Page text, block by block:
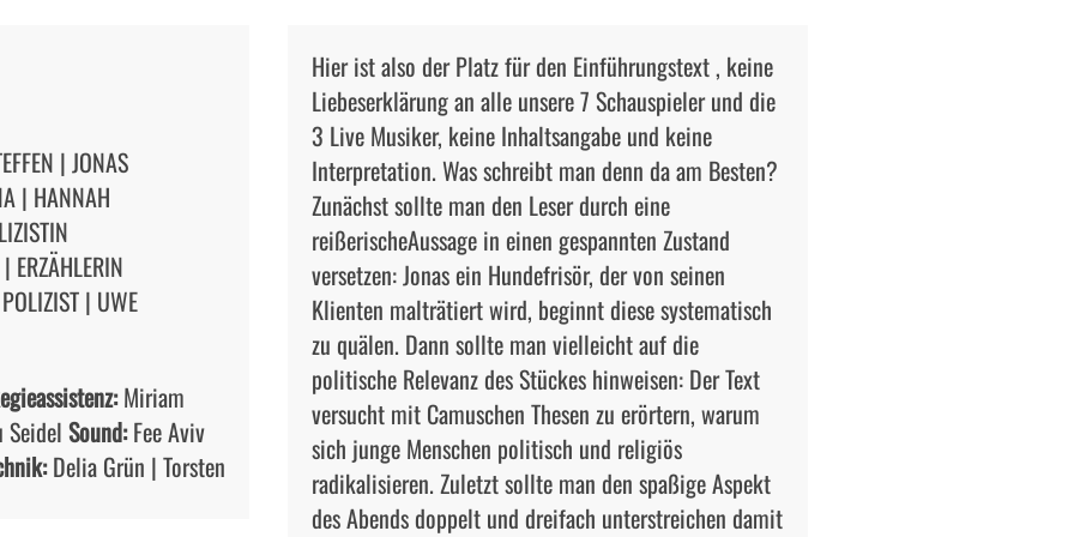
| JONAS
| HANNAH
| UWE
Miriam
Sound:Fee Aviv
Delia Grün | Torsten
Hier ist also der Platz für den Einführungstext , keine
Liebeserklärung an alle unsere 7 Schauspieler und die
3 Live Musiker, keine Inhaltsangabe und keine
Interpretation. Was schreibt man denn da am Besten?
Zunächst sollte man den Leser durch eine
reißerischeAussage in einen gespannten Zustand
versetzen: Jonas ein Hundefrisör, der von seinen
Klienten malträtiert wird, beginnt diese systematisch
zu quälen. Dann sollte man vielleicht auf die
politische Relevanz des Stückes hinweisen: Der Text
versucht mit Camuschen Thesen zu erörtern, warum
sich junge Menschen politisch und religiös
radikalisieren. Zuletzt sollte man den spaßige Aspekt
des Abends doppelt und dreifach unterstreichen damit